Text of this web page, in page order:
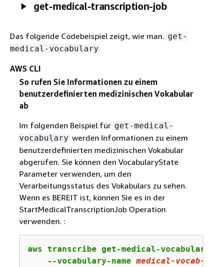
get-medical-transcription-job
Das folgende Codebeispiel zeigt, wie man. get-
medical-vocabulary
AWS CLI
So rufen Sie Informationen zu einem
benutzerdefinierten medizinischen Vokabular
ab
Im folgenden Beispiel für get-medical-
vocabulary werden Informationen zu einem
benutzerdefinierten medizinischen Vokabular
abgerufen. Sie können den VocabularyState
Parameter verwenden, um den
Verarbeitungsstatus des Vokabulars zu sehen.
Wenn es BEREIT ist, können Sie es in der
StartMedicalTranscriptionJob Operation
verwenden. :
aws transcribe get-medical-vocabulary \
    --vocabulary-name
medical-vocab-